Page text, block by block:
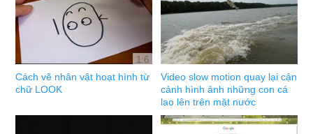
1:6
Cách vẽ nhân vật hoạt hình từ
chữ LOOK
Video slow motion quay lại cận
cảnh hình ảnh những con cá
lao lên trên mặt nước